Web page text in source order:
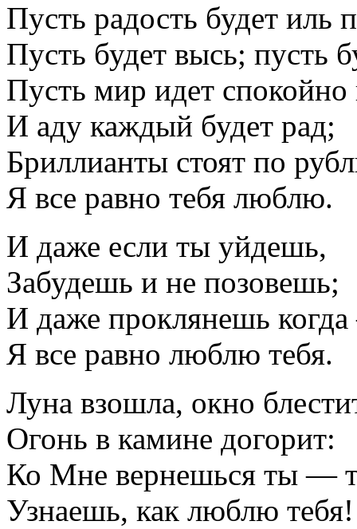
Пусть радость будет иль
Пусть будет высь; пусть
Пусть мир идет спокойно
И аду каждый будет рад;
Бриллианты стоят по
Я все равно тебя люблю.
И даже если ты уйдешь,
Забудешь и не позовешь;
И даже проклянешь
Я все равно люблю тебя.
Луна взошла, окно
Огонь в камине догорит:
Ко Мне вернешься ты —
Узнаешь, как люблю тебя!